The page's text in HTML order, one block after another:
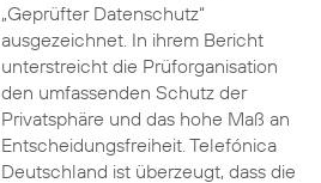
„Geprüfter Datenschutz“
ausgezeichnet. In ihrem Bericht
unterstreicht die Prüforganisation
den umfassenden Schutz der
Privatsphäre und das hohe Maß an
Entscheidungsfreiheit. Telefónica
Deutschland ist überzeugt, dass die